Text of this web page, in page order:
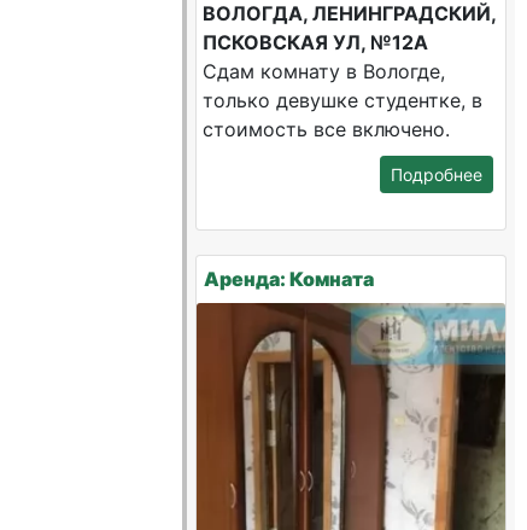
ВОЛОГДА, ЛЕНИНГРАДСКИЙ,
ПСКОВСКАЯ УЛ, №12А
Сдам комнату в Вологде,
только девушке студентке, в
стоимость все включено.
Подробнее
Аренда: Комната